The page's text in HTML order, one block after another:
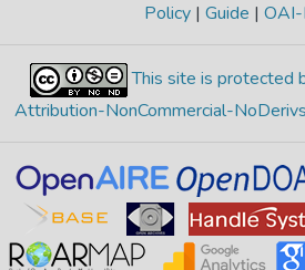
Policy | Guide |
This site is protected
Attribution-NonCommercial-